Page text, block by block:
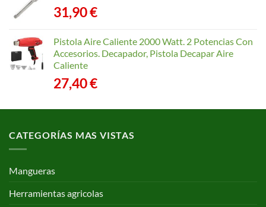
31,90€
Pistola Aire Caliente 2000 Watt. 2 Potencias Con
Accesorios. Decapador, Pistola Decapar Aire
Caliente
27,40€
CATEGORÍAS MAS VISTAS
Mangueras
Herramientas agricolas